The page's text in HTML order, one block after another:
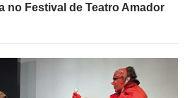
no Festival de Teatro Amador